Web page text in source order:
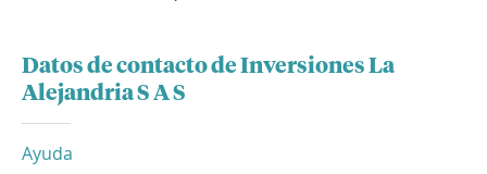
Datos de contacto de Inversiones La
Alejandria S A S
Ayuda